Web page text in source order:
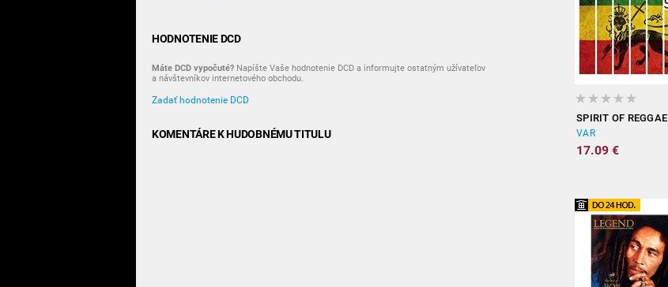
HODNOTENIE DCD
Máte DCD vypočuté? Napíšte Vaše hodnotenie DCD a informujte ostatným užívateľov
a návštevníkov internetového obchodu.
Zadať hodnotenie DCD
KOMENTÁRE K HUDOBNÉMU TITULU
SPIRIT OF REGGAE
VAR
17.09 €